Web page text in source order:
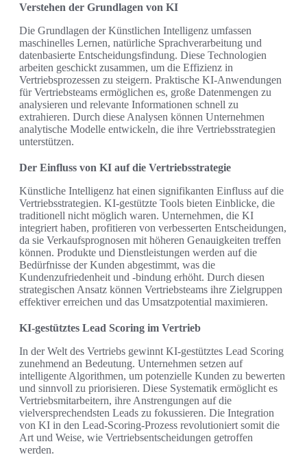
Verstehen der Grundlagen von KI
Die Grundlagen der Künstlichen Intelligenz umfassen
maschinelles Lernen, natürliche Sprachverarbeitung und
datenbasierte Entscheidungsfindung. Diese Technologien
arbeiten geschickt zusammen, um die Effizienz in
Vertriebsprozessen zu steigern. Praktische KI-Anwendungen
für Vertriebsteams ermöglichen es, große Datenmengen zu
analysieren und relevante Informationen schnell zu
extrahieren. Durch diese Analysen können Unternehmen
analytische Modelle entwickeln, die ihre Vertriebsstrategien
unterstützen.
Der Einfluss von KI auf die Vertriebsstrategie
Künstliche Intelligenz hat einen signifikanten Einfluss auf die
Vertriebsstrategien. KI-gestützte Tools bieten Einblicke, die
traditionell nicht möglich waren. Unternehmen, die KI
integriert haben, profitieren von verbesserten Entscheidungen,
da sie Verkaufsprognosen mit höheren Genauigkeiten treffen
können. Produkte und Dienstleistungen werden auf die
Bedürfnisse der Kunden abgestimmt, was die
Kundenzufriedenheit und -bindung erhöht. Durch diesen
strategischen Ansatz können Vertriebsteams ihre Zielgruppen
effektiver erreichen und das Umsatzpotential maximieren.
KI-gestütztes Lead Scoring im Vertrieb
In der Welt des Vertriebs gewinnt KI-gestütztes Lead Scoring
zunehmend an Bedeutung. Unternehmen setzen auf
intelligente Algorithmen, um potenzielle Kunden zu bewerten
und sinnvoll zu priorisieren. Diese Systematik ermöglicht es
Vertriebsmitarbeitern, ihre Anstrengungen auf die
vielversprechendsten Leads zu fokussieren. Die Integration
von KI in den Lead-Scoring-Prozess revolutioniert somit die
Art und Weise, wie Vertriebsentscheidungen getroffen
werden.